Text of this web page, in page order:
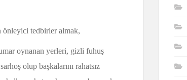
tedbirler almak,
oynanan yerleri, gizli fuhuş
olup başkalarını rahatsız